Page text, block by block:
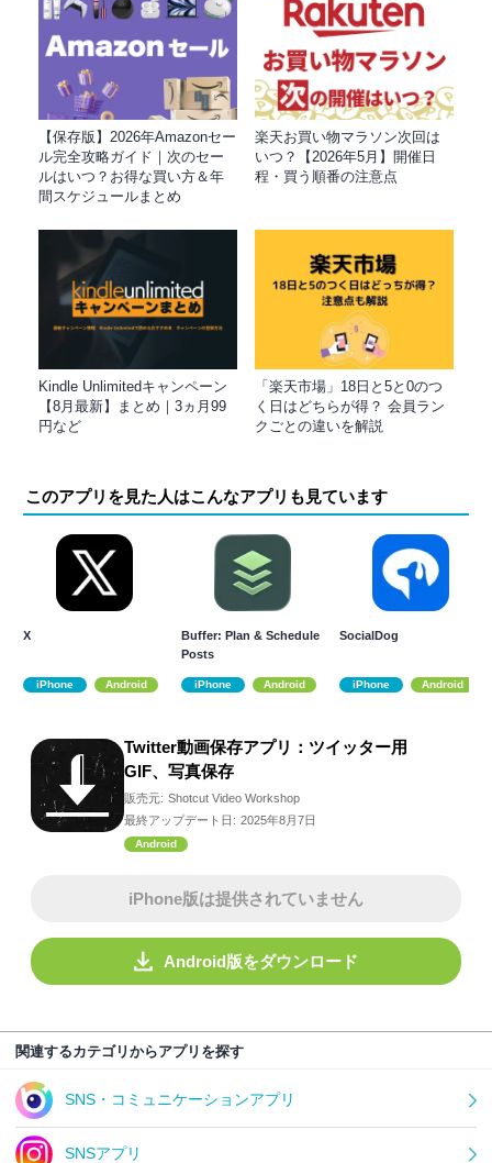
【保存版】2026年Amazonセー
ル完全攻略ガイド｜次のセー
ルはいつ？お得な買い方＆年
間スケジュールまとめ
楽天お買い物マラソン次回は
いつ？【2026年5月】開催日
程・買う順番の注意点
Kindle Unlimitedキャンペーン
【8月最新】まとめ｜3ヵ月99
円など
「楽天市場」18日と5と0のつ
く日はどちらが得？ 会員ラン
クごとの違いを解説
このアプリを見た人はこんなアプリも見ています
X
iPhone Android
Buffer: Plan & Schedule
Posts
iPhone Android
SocialDog
iPhone Android
Twitter動画保存アプリ：ツイッター用
GIF、写真保存
販売元: Shotcut Video Workshop
最終アップデート日: 2025年8月7日
Android
iPhone版は提供されていません
Android版をダウンロード
関連するカテゴリからアプリを探す
SNS・コミュニケーションアプリ
SNSアプリ